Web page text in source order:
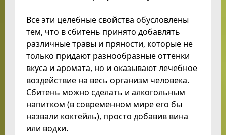
Все эти целебные свойства обусловлены
тем, что в сбитень принято добавлять
различные травы и пряности, которые не
только придают разнообразные оттенки
вкуса и аромата, но и оказывают лечебное
воздействие на весь организм человека.
Сбитень можно сделать и алкогольным
напитком (в современном мире его бы
назвали коктейль), просто добавив вина
или водки.